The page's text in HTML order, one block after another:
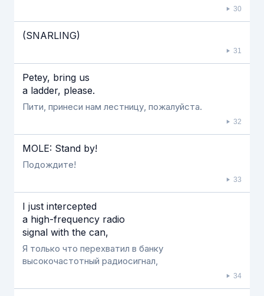
30
(SNARLING)
31
Petey, bring us
a ladder, please.
Пити, принеси нам лестницу, пожалуйста.
32
MOLE: Stand by!
Подождите!
33
I just intercepted
a high-frequency radio
signal with the can,
Я только что перехватил в банку
высокочастотный радиосигнал,
34